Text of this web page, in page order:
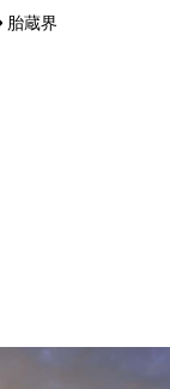
胎蔵界